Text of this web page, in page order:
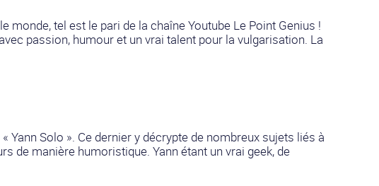
tel est le pari de la chaîne Youtube Le Point Genius !
passion, humour et un vrai talent pour la vulgarisation. La
Yann Solo ». Ce dernier y décrypte de nombreux sujets liés à
de manière humoristique. Yann étant un vrai geek, de